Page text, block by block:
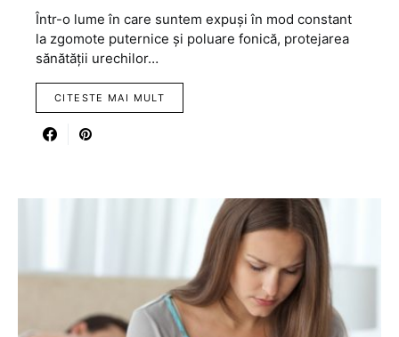
Într-o lume în care suntem expuși în mod constant
la zgomote puternice și poluare fonică, protejarea
sănătății urechilor…
CITESTE MAI MULT